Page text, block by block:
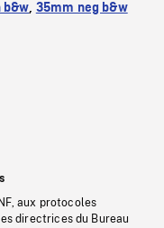
b&w, 35mm neg b&w
aux protocoles
directrices du Bureau